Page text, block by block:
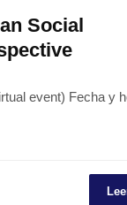
Social
event) Fecha y